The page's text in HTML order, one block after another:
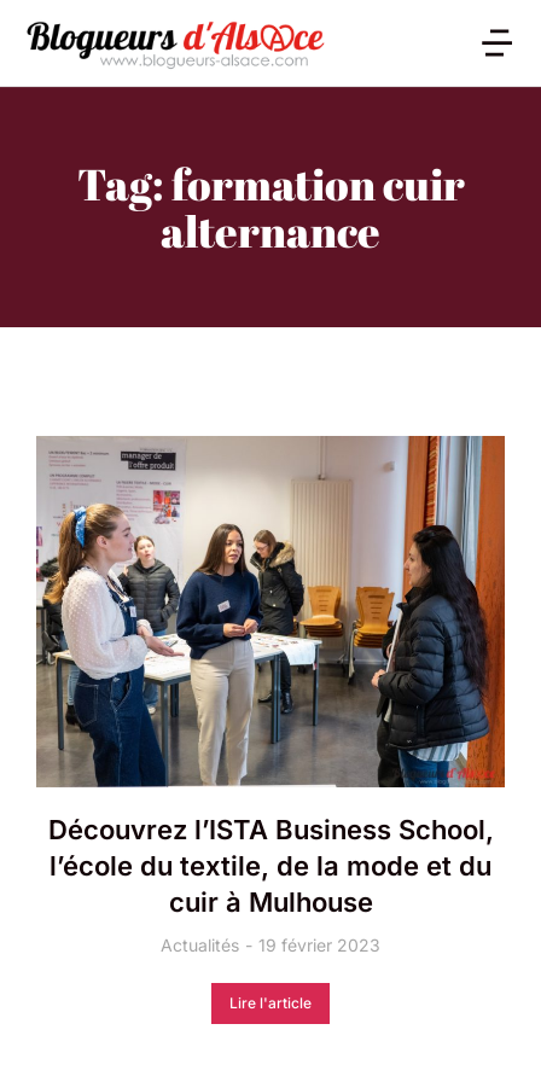
Tag: formation cuir
alternance
Découvrez l’ISTA Business School,
l’école du textile, de la mode et du
cuir à Mulhouse
Actualités 19 février 2023
Lire l'article